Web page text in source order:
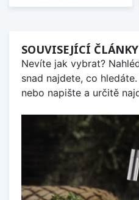
SOUVISEJÍCÍ
Nevíte jak vybrat?
snad najdete, co
nebo napište a určitě